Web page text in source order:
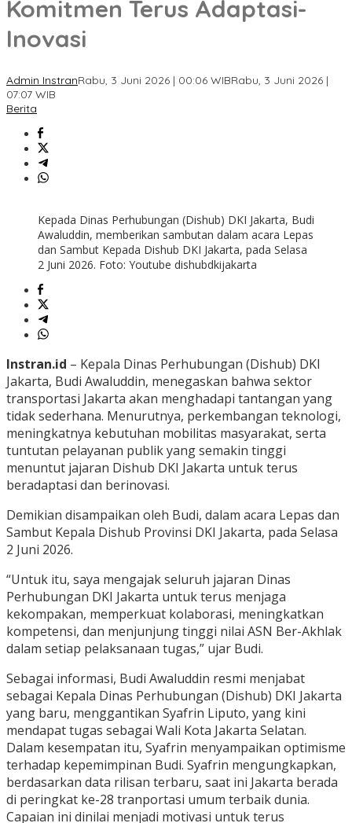
Komitmen Terus Adaptasi-
Inovasi
Admin InstranRabu, 3 Juni 2026 | 00:06 WIBRabu, 3 Juni 2026 |
07:07 WIB
Berita
Kepada Dinas Perhubungan (Dishub) DKI Jakarta, Budi
Awaluddin, memberikan sambutan dalam acara Lepas
dan Sambut Kepada Dishub DKI Jakarta, pada Selasa
2 Juni 2026. Foto: Youtube dishubdkijakarta
Instran.id – Kepala Dinas Perhubungan (Dishub) DKI
Jakarta, Budi Awaluddin, menegaskan bahwa sektor
transportasi Jakarta akan menghadapi tantangan yang
tidak sederhana. Menurutnya, perkembangan teknologi,
meningkatnya kebutuhan mobilitas masyarakat, serta
tuntutan pelayanan publik yang semakin tinggi
menuntut jajaran Dishub DKI Jakarta untuk terus
beradaptasi dan berinovasi.
Demikian disampaikan oleh Budi, dalam acara Lepas dan
Sambut Kepala Dishub Provinsi DKI Jakarta, pada Selasa
2 Juni 2026.
“Untuk itu, saya mengajak seluruh jajaran Dinas
Perhubungan DKI Jakarta untuk terus menjaga
kekompakan, memperkuat kolaborasi, meningkatkan
kompetensi, dan menjunjung tinggi nilai ASN Ber-Akhlak
dalam setiap pelaksanaan tugas,” ujar Budi.
Sebagai informasi, Budi Awaluddin resmi menjabat
sebagai Kepala Dinas Perhubungan (Dishub) DKI Jakarta
yang baru, menggantikan Syafrin Liputo, yang kini
mendapat tugas sebagai Wali Kota Jakarta Selatan.
Dalam kesempatan itu, Syafrin menyampaikan optimisme
terhadap kepemimpinan Budi. Syafrin mengungkapkan,
berdasarkan data rilisan terbaru, saat ini Jakarta berada
di peringkat ke-28 tranportasi umum terbaik dunia.
Capaian ini dinilai menjadi motivasi untuk terus